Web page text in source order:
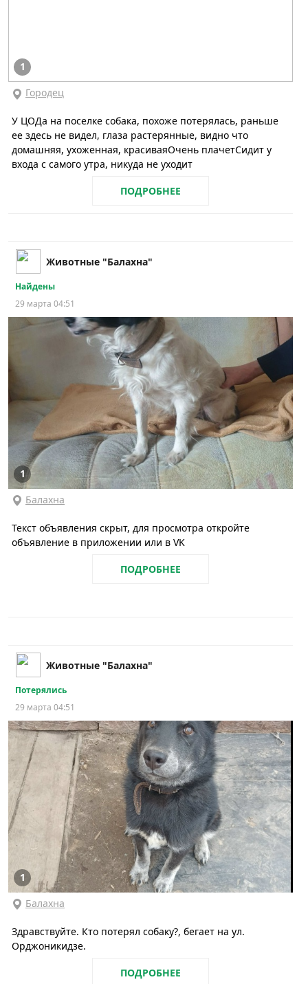
1
Городец
У ЦОДа на поселке собака, похоже потерялась, раньше
ее здесь не видел, глаза растерянные, видно что
домашняя, ухоженная, красиваяОчень плачетСидит у
входа с самого утра, никуда не уходит
ПОДРОБНЕЕ
Животные "Балахна"
Найдены
29 марта 04:51
1
Балахна
Текст объявления скрыт, для просмотра откройте
объявление в приложении или в VK
ПОДРОБНЕЕ
Животные "Балахна"
Потерялись
29 марта 04:51
1
Балахна
Здравствуйте. Кто потерял собаку?, бегает на ул.
Орджоникидзе.
ПОДРОБНЕЕ